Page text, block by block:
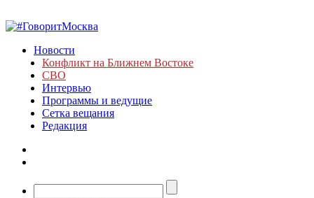
Новости
Конфликт на Ближнем Востоке
СВО
Интервью
Программы и ведущие
Сетка вещания
Редакция